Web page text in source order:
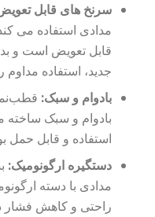
سرنخ های قابل
مدادی استفاده می
قابل تعویض است و
جدید، استفاده
بادوام و سبک:
بادوام و سبک
استفاده و قابل حمل
دستگیره ارگونومیک:
مدادی با دسته
راحتی و کاهش فشار